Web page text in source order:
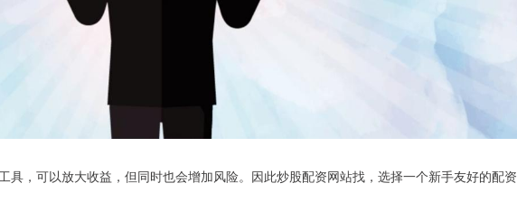
具，可以放大收益，但同时也会增加风险。因此炒股配资网站找，选择一个新手友好的配资